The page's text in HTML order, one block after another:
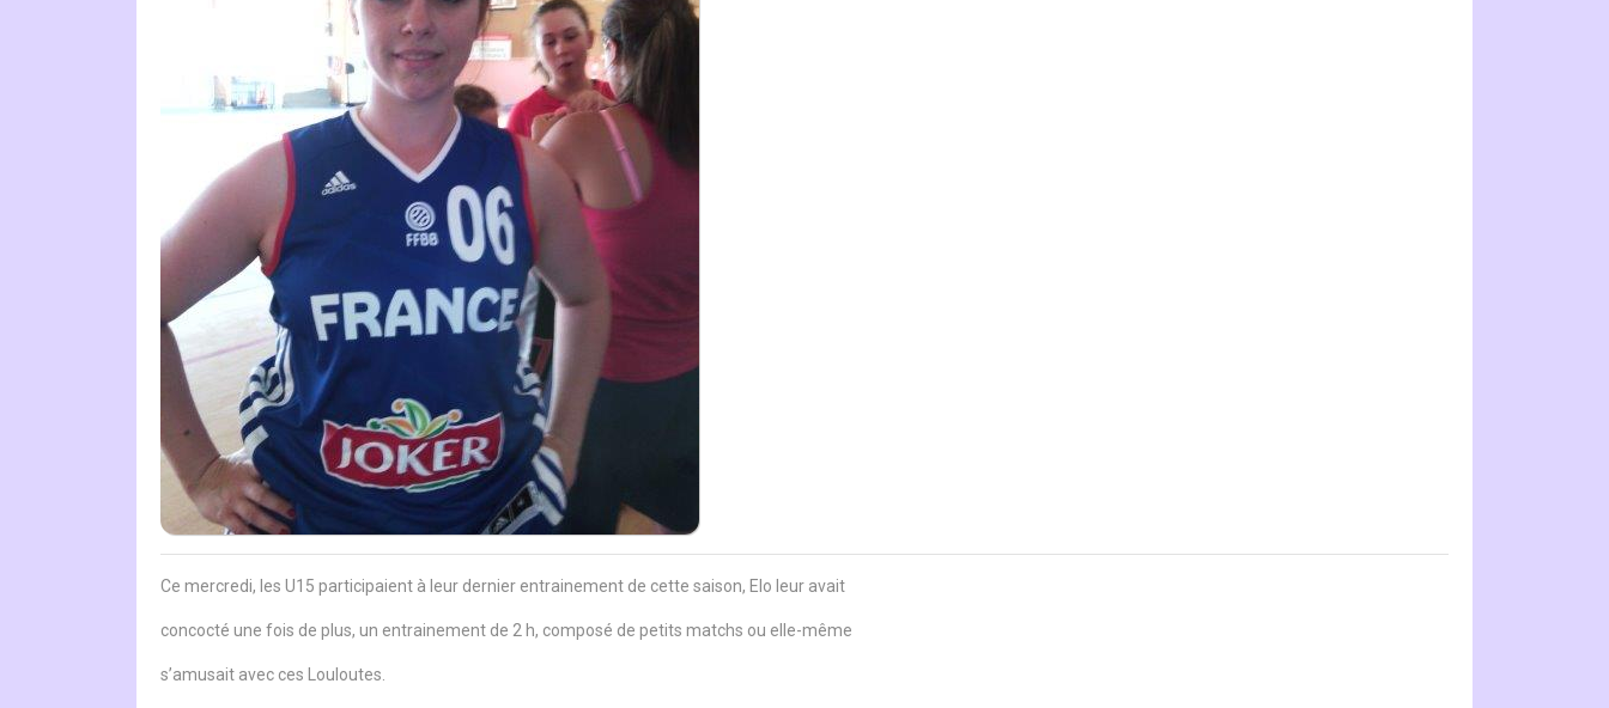
Ce mercredi, les U15 participaient à leur dernier entrainement de cette saison, Elo leur avait
concocté une fois de plus, un entrainement de 2 h, composé de petits matchs ou elle-même
s’amusait avec ces Louloutes.